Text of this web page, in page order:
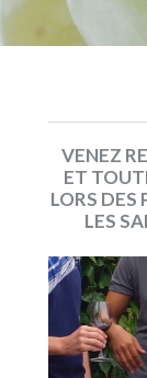
VENEZ
ET
LORS DES
LES